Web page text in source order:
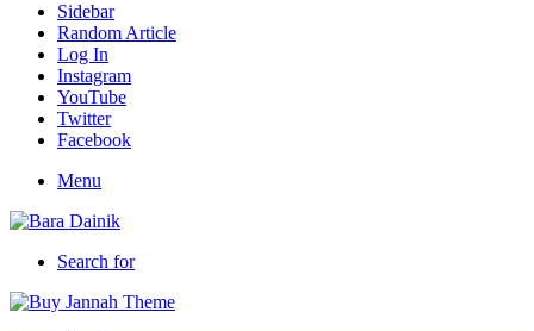
Sidebar
Random Article
Log In
Instagram
YouTube
Twitter
Facebook
Menu
Search for